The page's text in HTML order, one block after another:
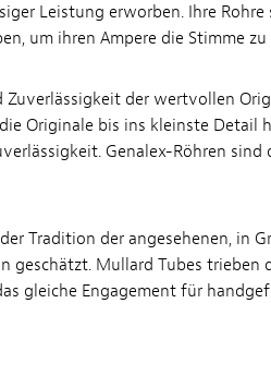
Leistung erworben. Ihre
um ihren Ampere die Stimme zu
der wertvollen
Originale bis ins kleinste
Genalex-Röhren sind
Tradition der angesehenen, in
Mullard Tubes trieben
gleiche Engagement für